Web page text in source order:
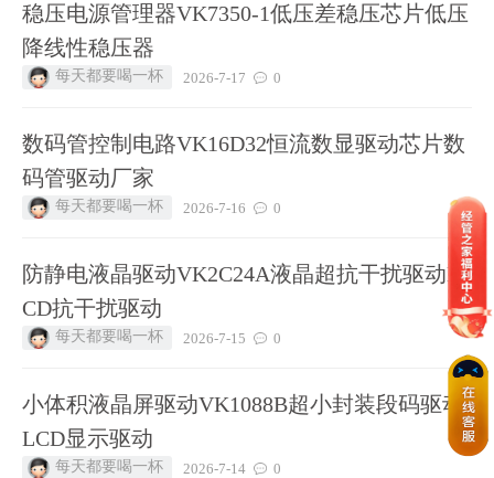
稳压电源管理器VK7350-1低压差稳压芯片低压
降线性稳压器
每天都要喝一杯 2026-7-17 0
数码管控制电路VK16D32恒流数显驱动芯片数
码管驱动厂家
每天都要喝一杯 2026-7-16 0
防静电液晶驱动VK2C24A液晶超抗干扰驱动L
CD抗干扰驱动
每天都要喝一杯 2026-7-15 0
小体积液晶屏驱动VK1088B超小封装段码驱动
LCD显示驱动
每天都要喝一杯 2026-7-14 0